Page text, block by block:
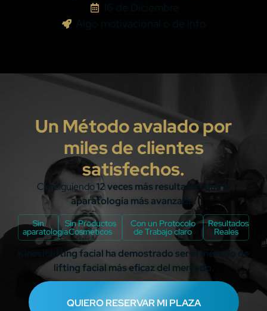
16 de Diciembre
Algo motivacional o de info
Un Método avalado por
miles de clientes
satisfechos.
Consiguiendo12 veces más resultados que la
aparatología más avanzada.
Sin
aparatologia
Sin Productos
Cosméticos
Con un Protocolo
de Trabajo claro
Resultados
Reales
Kinesiolifting facial ha demostrado ser
el método de
lifting facial más eficaz del mercado
QUIERO RESERVAR MI PLAZA